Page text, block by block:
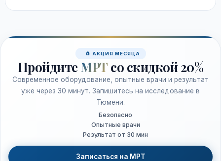
🧲 АКЦИЯ МЕСЯЦА
Пройдите МРТ со скидкой 20%
Современное оборудование, опытные врачи и результат
уже через 30 минут. Запишитесь на исследование в
Тюмени.
Безопасно
Опытные врачи
Результат от 30 мин
Записаться на МРТ